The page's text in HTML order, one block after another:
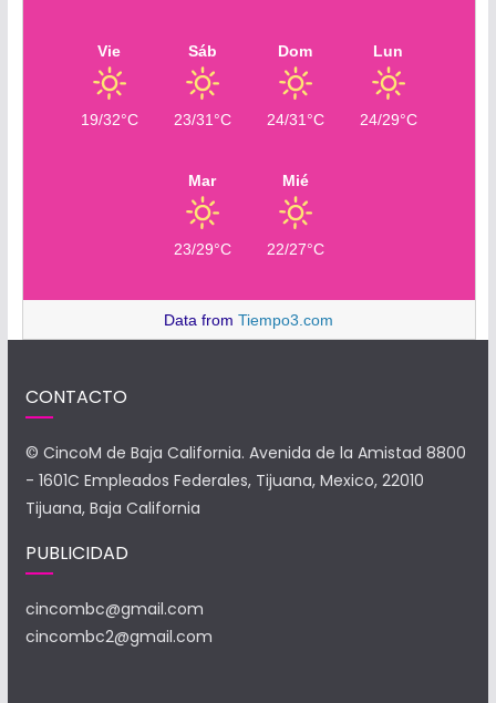
Vie
19/32°C
Sáb
23/31°C
Dom
24/31°C
Lun
24/29°C
Mar
23/29°C
Mié
22/27°C
Data fromTiempo3.com
CONTACTO
© CincoM de Baja California. Avenida de la Amistad 8800
- 1601C Empleados Federales, Tijuana, Mexico, 22010
Tijuana, Baja California
PUBLICIDAD
cincombc@gmail.com
cincombc2@gmail.com